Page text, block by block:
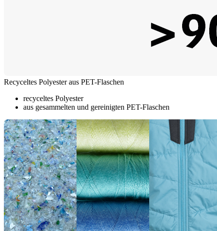
Recyceltes Polyester aus PET-Flaschen
recyceltes Polyester
aus gesammelten und gereinigten PET-Flaschen